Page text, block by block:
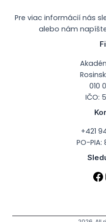
Pre viac informácií nás
alebo nám
010
IČO:
+421
PO-PIA: